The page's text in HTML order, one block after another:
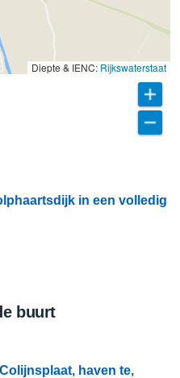
Diepte & IENC: Rijkswaterstaat
in een volledig
buurt
haven te,